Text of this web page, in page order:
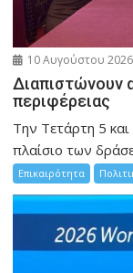
10 Αυγούστου 2026
Διαπιστώνουν
περιφέρειας
Την Τετάρτη 5
πλαίσιο των
Επικαιρότητα